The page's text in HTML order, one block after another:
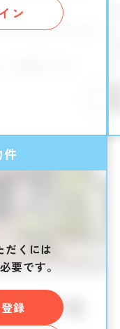
ン
だくには
要です。
録